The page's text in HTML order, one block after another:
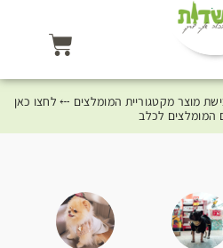
מוצר מקטגוריית המומלצים ⤎ לחצו כאן
המומלצים לכלב